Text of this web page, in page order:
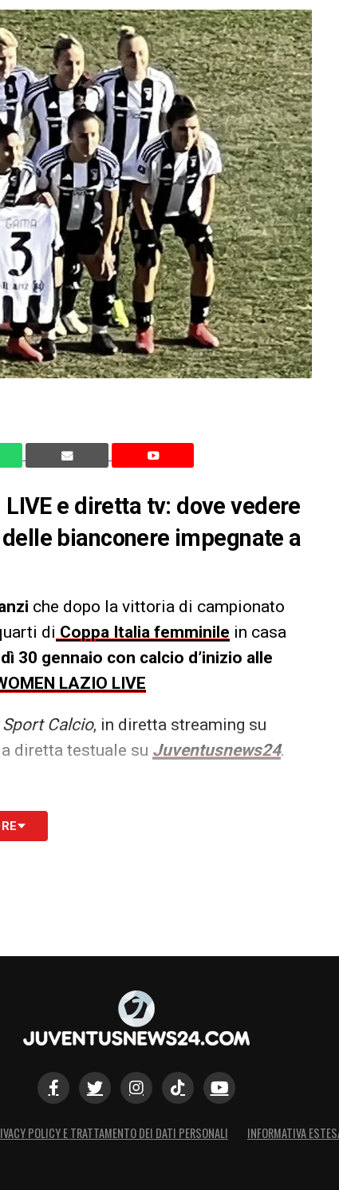
e diretta tv: dove vedere
bianconere impegnate a
che dopo la vittoria di campionato
di Coppa Italia femminile in casa
30 gennaio con calcio d’inizio alle
LAZIO LIVE
Sport Calcio, in diretta streaming su
diretta testuale su Juventusnews24.
POLICY E TRATTAMENTO DEI DATI PERSONALI INFORMATIVA